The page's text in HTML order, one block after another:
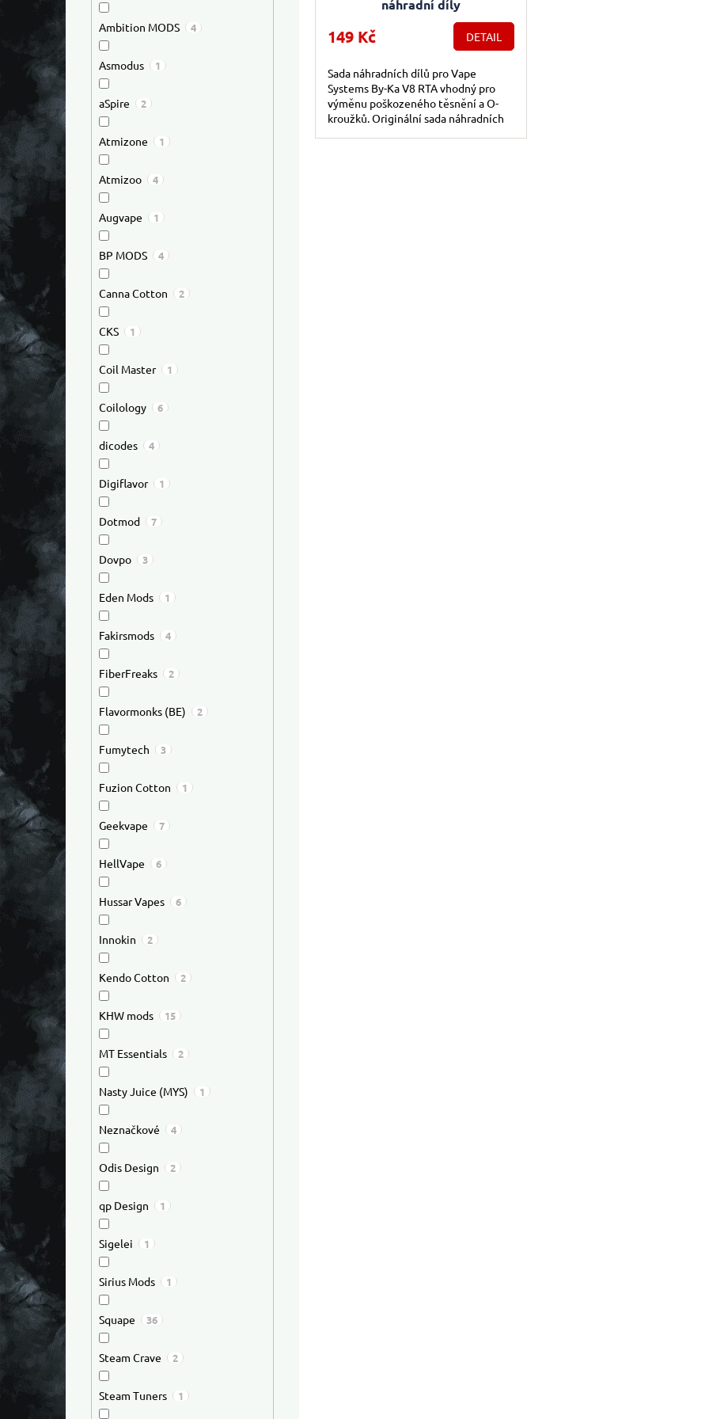
Ambition MODS 4
Asmodus 1
aSpire 2
Atmizone 1
Atmizoo 4
Augvape 1
BP MODS 4
Canna Cotton 2
CKS 1
Coil Master 1
Coilology 6
dicodes 4
Digiflavor 1
Dotmod 7
Dovpo 3
Eden Mods 1
Fakirsmods 4
FiberFreaks 2
Flavormonks (BE) 2
Fumytech 3
Fuzion Cotton 1
Geekvape 7
HellVape 6
Hussar Vapes 6
Innokin 2
Kendo Cotton 2
KHW mods 15
MT Essentials 2
Nasty Juice (MYS) 1
Neznačkové 4
Odis Design 2
qp Design 1
Sigelei 1
Sirius Mods 1
Squape 36
Steam Crave 2
Steam Tuners 1
náhradní díly
149 Kč DETAIL
Sada náhradních dílů pro Vape
Systems By-Ka V8 RTA vhodný pro
výměnu poškozeného těsnění a O-
kroužků. Originální sada náhradních